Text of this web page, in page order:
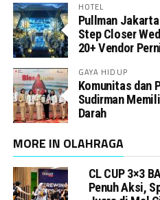
HOTEL
Pullman
Step Closer
20+ Vendor
GAYA HIDUP
Komunitas dan
Sudirman
Darah
MORE IN OLAHRAGA
CL CUP 3×3
Penuh Aksi,